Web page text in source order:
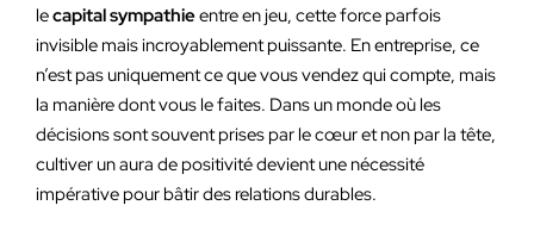
lecapital sympathieentre en jeu, cette force parfois
invisible mais incroyablement puissante. En entreprise, ce
n’est pas uniquement ce que vous vendez qui compte, mais
la manière dont vous le faites. Dans un monde où les
décisions sont souvent prises par le cœur et non par la tête,
cultiver un aura de positivité devient une nécessité
impérative pour bâtir des relations durables.